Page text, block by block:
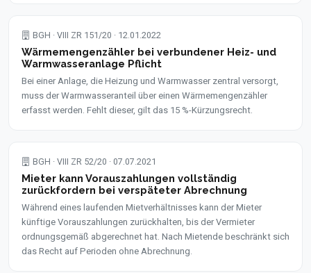
BGH · VIII ZR 151/20 · 12.01.2022
Wärmemengenzähler bei verbundener Heiz- und
Warmwasseranlage Pflicht
Bei einer Anlage, die Heizung und Warmwasser zentral versorgt,
muss der Warmwasseranteil über einen Wärmemengenzähler
erfasst werden. Fehlt dieser, gilt das 15 %-Kürzungsrecht.
BGH · VIII ZR 52/20 · 07.07.2021
Mieter kann Vorauszahlungen vollständig
zurückfordern bei verspäteter Abrechnung
Während eines laufenden Mietverhältnisses kann der Mieter
künftige Vorauszahlungen zurückhalten, bis der Vermieter
ordnungsgemäß abgerechnet hat. Nach Mietende beschränkt sich
das Recht auf Perioden ohne Abrechnung.